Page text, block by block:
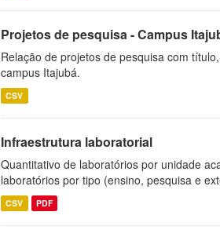
Projetos de pesquisa - Campus
Relação de projetos de pesquisa com
campus Itajubá.
CSV
Infraestrutura laboratorial
Quantitativo de laboratórios por unidade
laboratórios por tipo (ensino, pesquisa e
CSV PDF